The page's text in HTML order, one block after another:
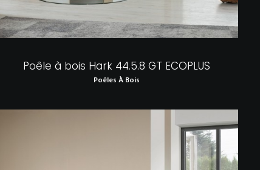
Poêle à bois Hark 44.5.8 GT ECOPLUS
Poêles À Bois